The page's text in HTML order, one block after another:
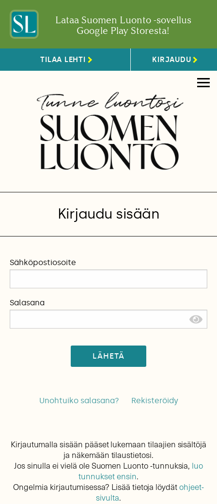
Lataa Suomen Luonto -sovellus
Google Play Storesta!
TILAA LEHTI KIRJAUDU
Kirjaudu sisään
Sähköpostiosoite
Salasana
LÄHETÄ
Unohtuiko salasana? Rekisteröidy
Kirjautumalla sisään pääset lukemaan tilaajien sisältöjä
ja näkemään tilaustietosi.
Jos sinulla ei vielä ole Suomen Luonto -tunnuksia, luo
tunnukset ensin.
Ongelmia kirjautumisessa? Lisää tietoja löydätohjeet-
sivulta.